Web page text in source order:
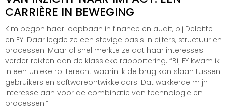
CARRIÈRE IN BEWEGING
Kim begon haar loopbaan in finance en audit, bij Deloitte
en EY. Daar legde ze een stevige basis in cijfers, structuur en
processen. Maar al snel merkte ze dat haar interesses
verder reikten dan de klassieke rapportering. “Bij EY kwam ik
in een unieke rol terecht waarin ik de brug kon slaan tussen
gebruikers en softwareontwikkelaars. Dat wakkerde mijn
interesse aan voor de combinatie van technologie en
processen.”